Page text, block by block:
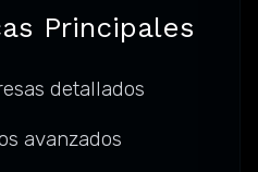
Principales
detallados
avanzados